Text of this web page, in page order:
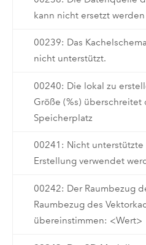
kann nicht ersetzt werden
00239: Das
nicht unterstützt.
00240: Die lokal zu
Größe (%s) überschreitet
Speicherplatz
00241: Nicht
Erstellung verwendet
00242: Der Raumbezug
Raumbezug des
übereinstimmen: <Wert>